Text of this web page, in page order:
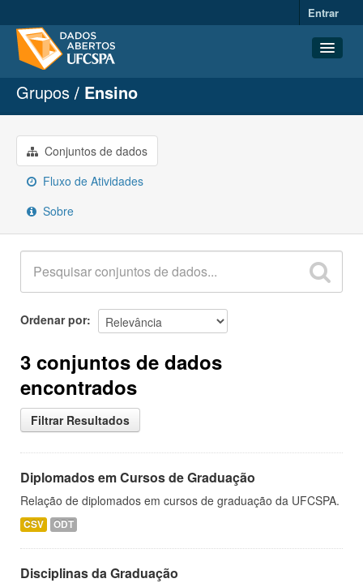
Entrar
Conjuntos de dados
Organizações
Grupos
Sobre
Grupos Ensino
Conjuntos de dados
Fluxo de Atividades
Sobre
Ordenar por
3 conjuntos de dados
encontrados
Filtrar Resultados
Diplomados em Cursos de Graduação
Relação de diplomados em cursos de graduação da UFCSPA.
CSV ODT
Disciplinas da Graduação